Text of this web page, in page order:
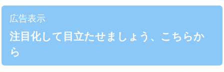
広告表示
注目化して目立たせましょう、こちらか
ら